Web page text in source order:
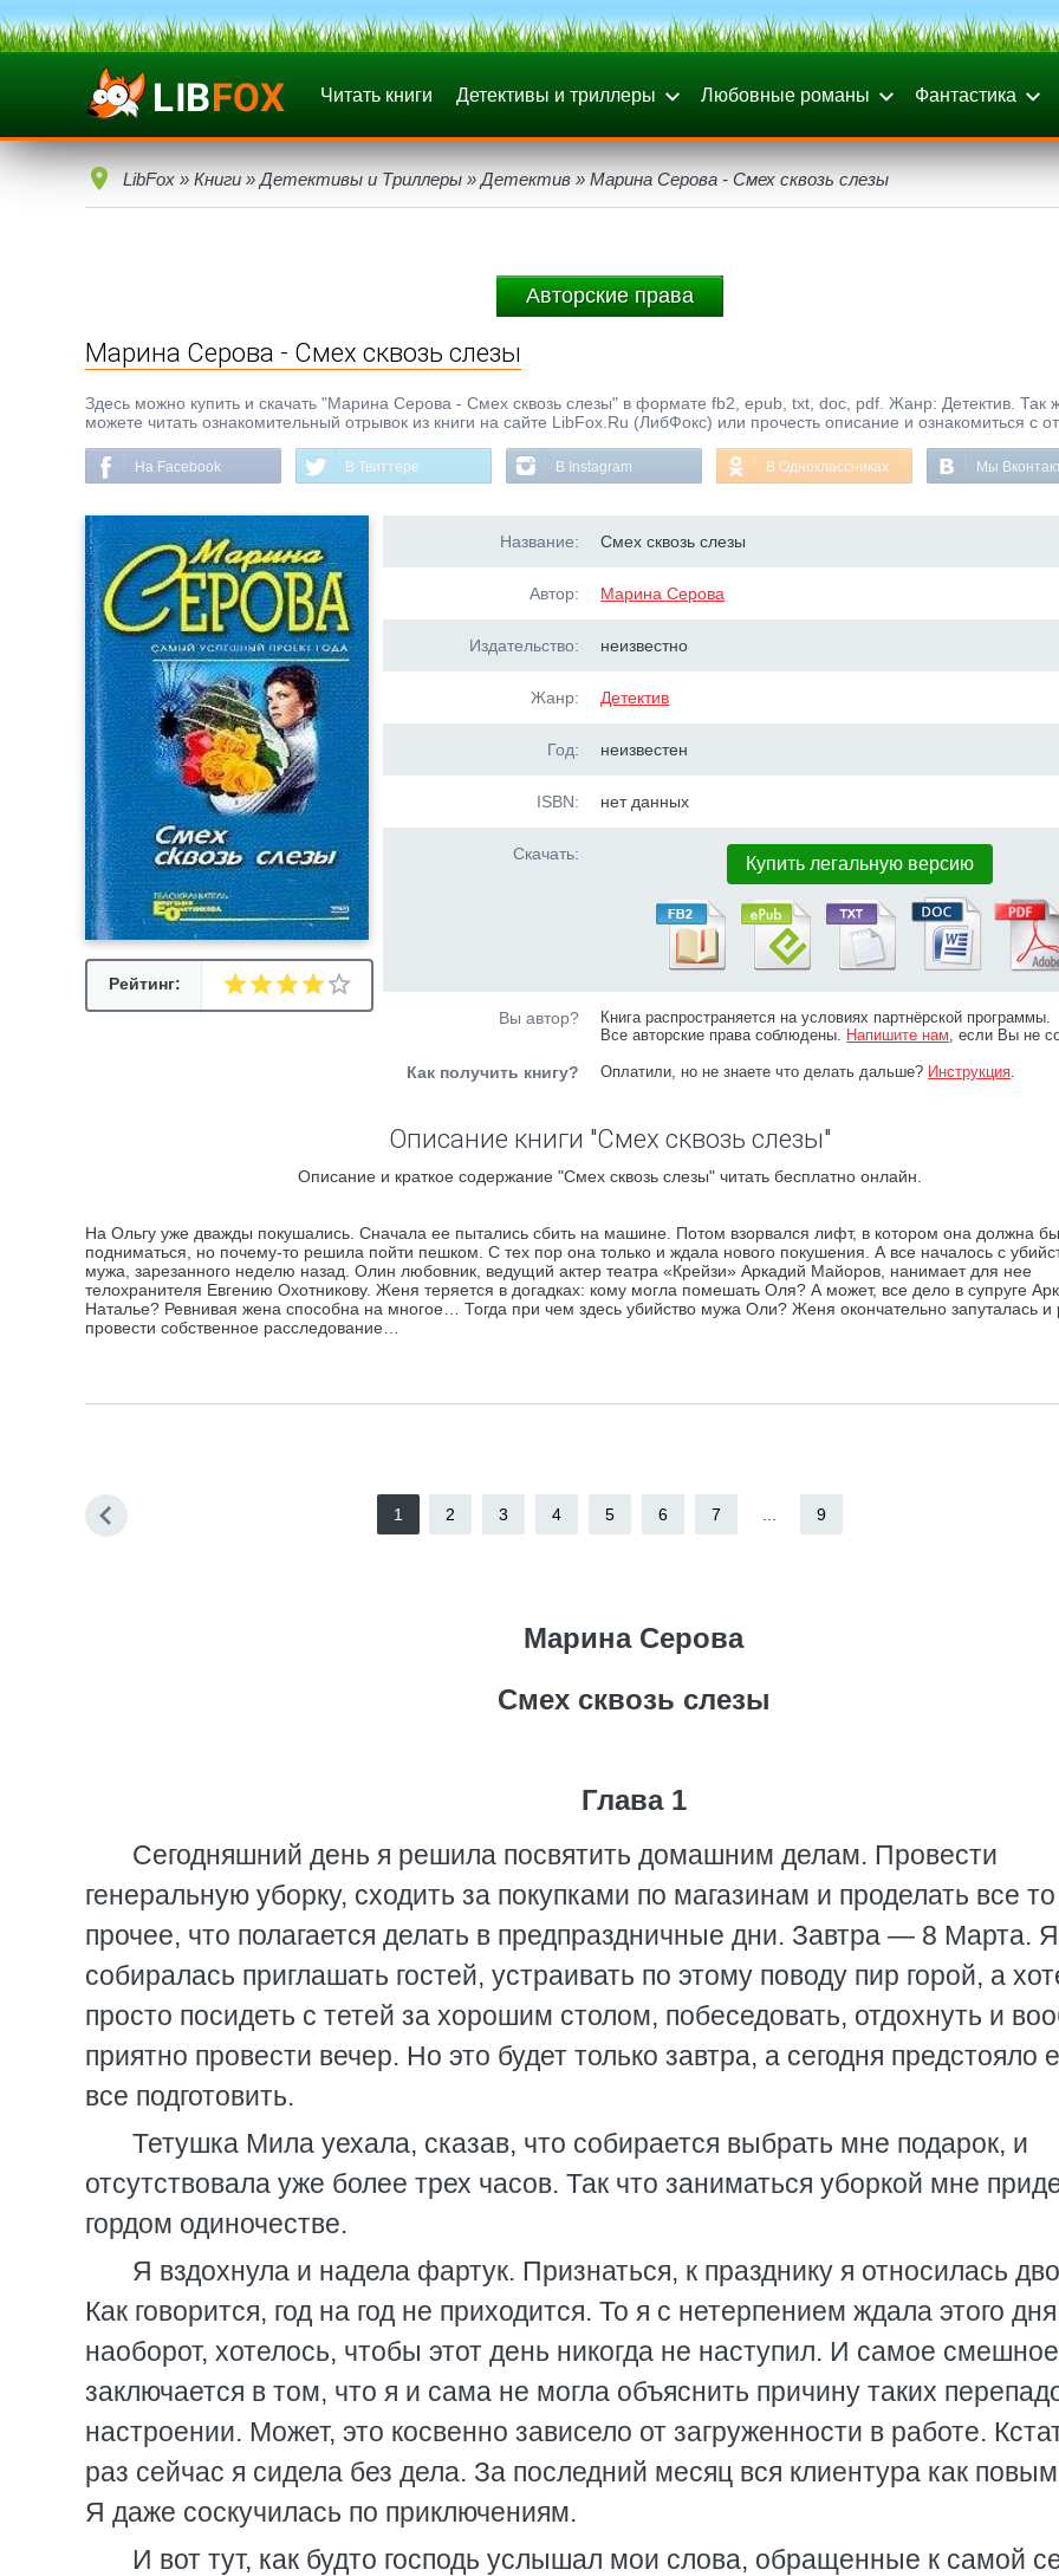
Читать книги Детективы и триллеры Любовные романы Фантастика
LibFox » Книги » Детективы и Триллеры » Детектив » Марина Серова - Смех сквозь слезы
Авторские права
Марина Серова - Смех сквозь слезы
Здесь можно купить и скачать "Марина Серова - Смех сквозь слезы" в формате fb2, epub, txt, doc, pdf. Жанр: Детектив. Так
можете читать ознакомительный отрывок из книги на сайте LibFox.Ru (ЛибФокс) или прочесть описание и ознакомиться с
На Facebook В Твиттере В Instagram В Одноклассниках Мы
Рейтинг:
Название: Смех сквозь слезы
Автор: Марина Серова
Издательство: неизвестно
Жанр: Детектив
Год: неизвестен
ISBN: нет данных
Скачать: Купить легальную версию
Вы автор?
Книга распространяется на условиях партнёрской программы.
Все авторские права соблюдены. Напишите нам, если Вы не
Как получить книгу? Оплатили, но не знаете что делать дальше? Инструкция.
Описание книги "Смех сквозь слезы"
Описание и краткое содержание "Смех сквозь слезы" читать бесплатно онлайн.
На Ольгу уже дважды покушались. Сначала ее пытались сбить на машине. Потом взорвался лифт, в котором она должна
подниматься, но почему-то решила пойти пешком. С тех пор она только и ждала нового покушения. А все началось с
мужа, зарезанного неделю назад. Олин любовник, ведущий актер театра «Крейзи» Аркадий Майоров, нанимает для нее
телохранителя Евгению Охотникову. Женя теряется в догадках: кому могла помешать Оля? А может, все дело в супруге
Наталье? Ревнивая жена способна на многое… Тогда при чем здесь убийство мужа Оли? Женя окончательно запуталась
провести собственное расследование…
1 2 3 4 5 6 7 9
Марина Серова
Смех сквозь слезы
Глава 1
Сегодняшний день я решила посвятить домашним делам. Провести
генеральную уборку, сходить за покупками по магазинам и проделать все то
прочее, что полагается делать в предпраздничные дни. Завтра — 8 Марта.
собиралась приглашать гостей, устраивать по этому поводу пир горой, а
просто посидеть с тетей за хорошим столом, побеседовать, отдохнуть и
приятно провести вечер. Но это будет только завтра, а сегодня предстояло
все подготовить.
Тетушка Мила уехала, сказав, что собирается выбрать мне подарок, и
отсутствовала уже более трех часов. Так что заниматься уборкой мне
гордом одиночестве.
Я вздохнула и надела фартук. Признаться, к празднику я относилась
Как говорится, год на год не приходится. То я с нетерпением ждала этого
наоборот, хотелось, чтобы этот день никогда не наступил. И самое смешное
заключается в том, что я и сама не могла объяснить причину таких
настроении. Может, это косвенно зависело от загруженности в работе.
раз сейчас я сидела без дела. За последний месяц вся клиентура как
Я даже соскучилась по приключениям.
И вот тут, как будто господь услышал мои слова, обращенные к самой